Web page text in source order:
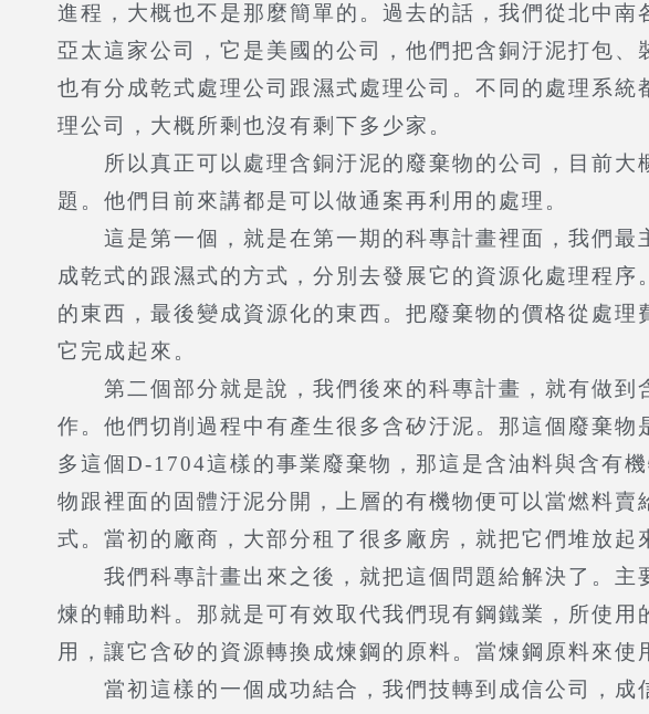
進程，大概也不是那麼簡單的。過去的話，我們從北中
亞太這家公司，它是美國的公司，他們把含銅汙泥打包
也有分成乾式處理公司跟濕式處理公司。不同的處理系
理公司，大概所剩也沒有剩下多少家。
所以真正可以處理含銅汙泥的廢棄物的公司，目前大
題。他們目前來講都是可以做通案再利用的處理。
這是第一個，就是在第一期的科專計畫裡面，我們最
成乾式的跟濕式的方式，分別去發展它的資源化處理程
的東西，最後變成資源化的東西。把廢棄物的價格從處
它完成起來。
第二個部分就是說，我們後來的科專計畫，就有做到
作。他們切削過程中有產生很多含矽汙泥。那這個廢棄
多這個D-1704這樣的事業廢棄物，那這是含油料與含有
物跟裡面的固體汙泥分開，上層的有機物便可以當燃料
式。當初的廠商，大部分租了很多廠房，就把它們堆放起
我們科專計畫出來之後，就把這個問題給解決了。主
煉的輔助料。那就是可有效取代我們現有鋼鐵業，所使
用，讓它含矽的資源轉換成煉鋼的原料。當煉鋼原料來使
當初這樣的一個成功結合，我們技轉到成信公司，成